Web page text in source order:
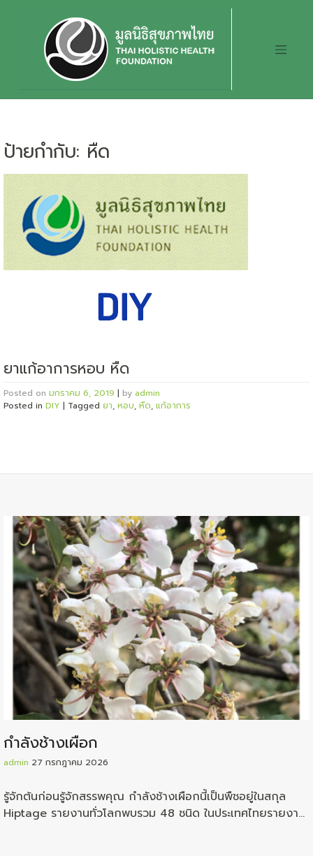
ป้ายกำกับ: หืด
ยาแก้อาการหอบ หืด
Posted on มกราคม 6, 2019 | by admin
Posted in DIY | Tagged ยา, หอบ, หืด, แก้อาการ
กำลังช้างเผือก
admin 27 กรกฎาคม 2026
รู้จักต้นก่อนรู้จักสรรพคุณ กำลังช้างเผือกนี้เป็นพืชอยู่ในสกุล
Hiptage รายงานทั่วโลกพบรวม 48 ชนิด ในประเทศไทยรายงาน